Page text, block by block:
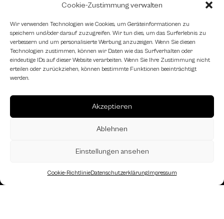
Cookie-Zustimmung verwalten
Wir verwenden Technologien wie Cookies, um Geräteinformationen zu
speichern und/oder darauf zuzugreifen. Wir tun dies, um das Surferlebnis zu
verbessern und um personalisierte Werbung anzuzeigen. Wenn Sie diesen
Technologien zustimmen, können wir Daten wie das Surfverhalten oder
eindeutige IDs auf dieser Website verarbeiten. Wenn Sie Ihre Zustimmung nicht
erteilen oder zurückziehen, können bestimmte Funktionen beeinträchtigt
werden.
Akzeptieren
Ablehnen
Einstellungen ansehen
Cookie-RichtlinieDatenschutzerklärungImpressum
Kontaktformular
Schachfreundliche Lokale